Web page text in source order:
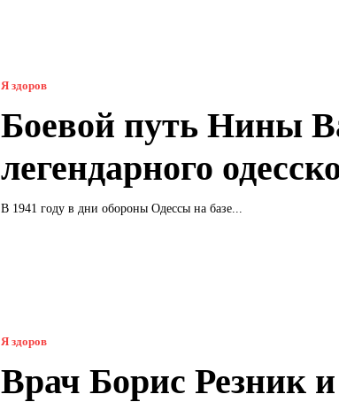
Я здоров
Боевой путь Нины
легендарного
В 1941 году в дни обороны Одессы на базе...
Я здоров
Врач Борис Резник